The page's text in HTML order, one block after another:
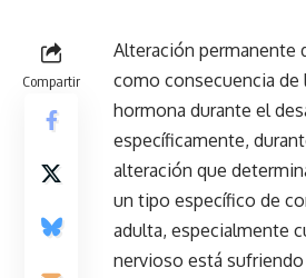
Compartir
Alteración permanente
como consecuencia de
hormona durante el
específicamente,
alteración que
un tipo específico de
adulta, especialmente
nervioso está